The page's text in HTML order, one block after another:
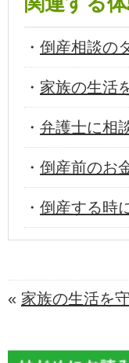
・ 倒産相談の
・ 家族の生活
・ 弁護士に相
・ 倒産前のお
・ 倒産する時
« 家族の生活を